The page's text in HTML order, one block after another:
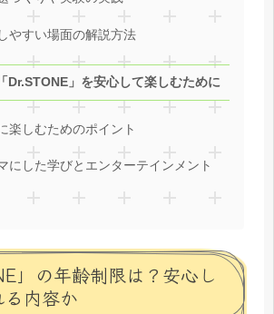
やすい場面の解説方法
Dr.STONE」を安心して楽しむために
楽しむためのポイント
にした学びとエンターテインメント
」の年齢制限は？安心し
る内容か